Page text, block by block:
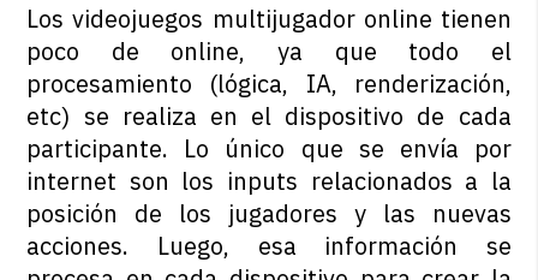
Los videojuegos multijugador online tienen
poco de online, ya que todo el
procesamiento (lógica, IA, renderización,
etc) se realiza en el dispositivo de cada
participante. Lo único que se envía por
internet son los inputs relacionados a la
posición de los jugadores y las nuevas
acciones. Luego, esa información se